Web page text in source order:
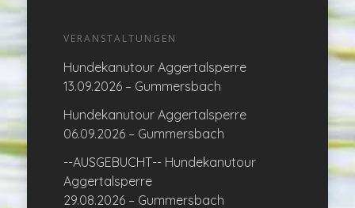
VERANSTALTUNGEN
Hundekanutour Aggertalsperre
13.09.2026 – Gummersbach
Hundekanutour Aggertalsperre
06.09.2026 – Gummersbach
--AUSGEBUCHT-- Hundekanutour
Aggertalsperre
29.08.2026 – Gummersbach